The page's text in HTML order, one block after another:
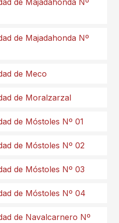
de Majadahonda Nº
de Majadahonda Nº
de Meco
de Moralzarzal
de Móstoles Nº 01
de Móstoles Nº 02
de Móstoles Nº 03
de Móstoles Nº 04
de Navalcarnero Nº